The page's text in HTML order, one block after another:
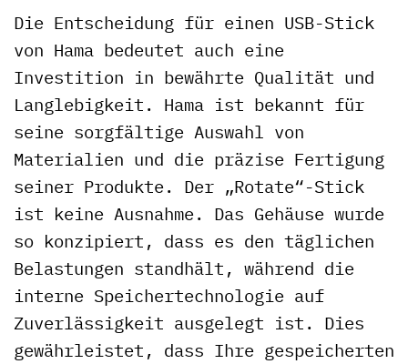
Die Entscheidung für einen USB-Stick
von Hama bedeutet auch eine
Investition in bewährte Qualität und
Langlebigkeit. Hama ist bekannt für
seine sorgfältige Auswahl von
Materialien und die präzise Fertigung
seiner Produkte. Der „Rotate“-Stick
ist keine Ausnahme. Das Gehäuse wurde
so konzipiert, dass es den täglichen
Belastungen standhält, während die
interne Speichertechnologie auf
Zuverlässigkeit ausgelegt ist. Dies
gewährleistet, dass Ihre gespeicherten